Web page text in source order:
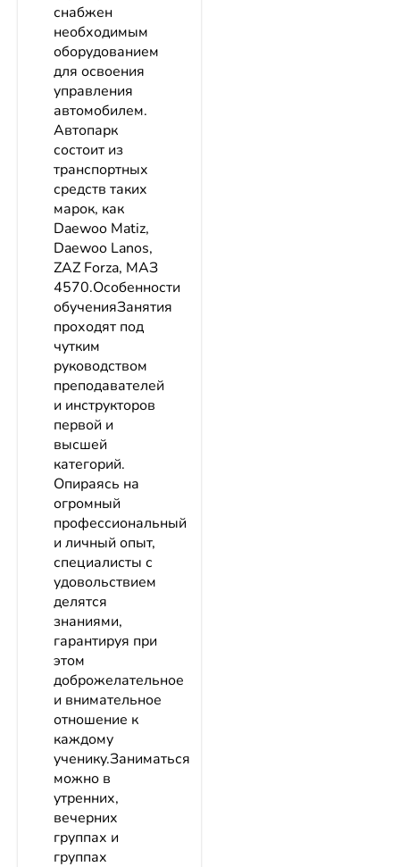
снабжен
необходимым
оборудованием
для освоения
управления
автомобилем.
Автопарк
состоит из
транспортных
средств таких
марок, как
Daewoo Matiz,
Daewoo Lanos,
ZAZ Forza, МАЗ
4570.Особенности
обученияЗанятия
проходят под
чутким
руководством
преподавателей
и инструкторов
первой и
высшей
категорий.
Опираясь на
огромный
профессиональный
и личный опыт,
специалисты с
удовольствием
делятся
знаниями,
гарантируя при
этом
доброжелательное
и внимательное
отношение к
каждому
ученику.Заниматься
можно в
утренних,
вечерних
группах и
группах